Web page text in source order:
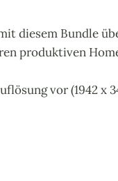
diesem Bundle
produktiven
vor (1942 x